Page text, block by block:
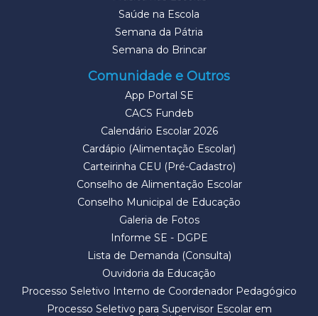
Saúde na Escola
Semana da Pátria
Semana do Brincar
Comunidade e Outros
App Portal SE
CACS Fundeb
Calendário Escolar 2026
Cardápio (Alimentação Escolar)
Carteirinha CEU (Pré-Cadastro)
Conselho de Alimentação Escolar
Conselho Municipal de Educação
Galeria de Fotos
Informe SE - DGPE
Lista de Demanda (Consulta)
Ouvidoria da Educação
Processo Seletivo Interno de Coordenador Pedagógico
Processo Seletivo para Supervisor Escolar em